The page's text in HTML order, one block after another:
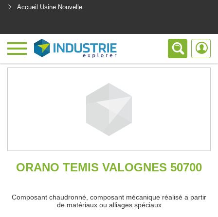
Accueil Usine Nouvelle
ORANO TEMIS VALOGNES 50700
Composant chaudronné, composant mécanique réalisé a partir
de matériaux ou alliages spéciaux